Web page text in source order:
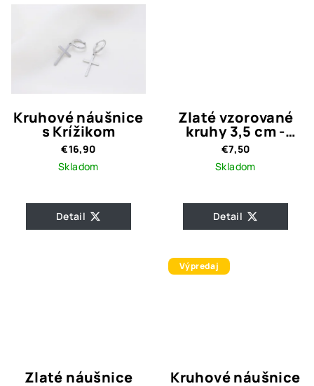
Kruhové náušnice
s Krížikom
€16,90
Skladom
Detail
Zlaté vzorované
kruhy 3,5 cm -
antialergické
€7,50
Skladom
Detail
Zlaté náušnice
Výpredaj
Kruhové náušnice